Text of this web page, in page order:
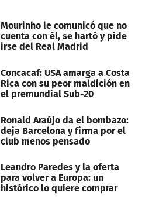
Mourinho le comunicó que no
cuenta con él, se hartó y pide
irse del Real Madrid
Concacaf: USA amarga a Costa
Rica con su peor maldición en
el premundial Sub-20
Ronald Araújo da el bombazo:
deja Barcelona y firma por el
club menos pensado
Leandro Paredes y la oferta
para volver a Europa: un
histórico lo quiere comprar